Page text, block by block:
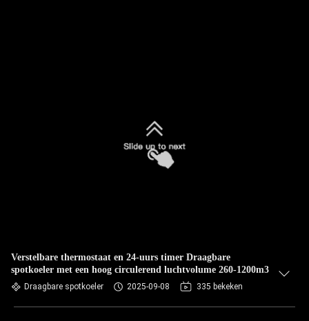
Verstelbare thermostaat en 24-uurs timer Draagbare
spotkoeler met een hoog circulerend luchtvolume 260-1200m3
Draagbare spotkoeler 2025-09-08 335 bekeken